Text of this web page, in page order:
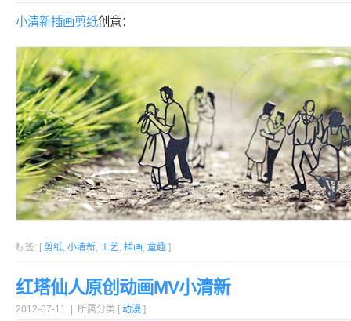
小清新插画剪纸创意：
标签: [ 剪纸, 小清新, 工艺, 插画, 童趣 ]
红塔仙人原创动画MV小清新
2012-07-11 | 所属分类 [ 动漫 ]